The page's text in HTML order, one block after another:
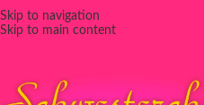
Skip to navigation
Skip to main content